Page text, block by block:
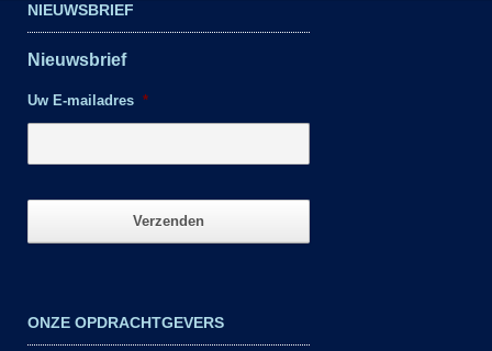
NIEUWSBRIEF
Nieuwsbrief
Uw E-mailadres *
ONZE OPDRACHTGEVERS